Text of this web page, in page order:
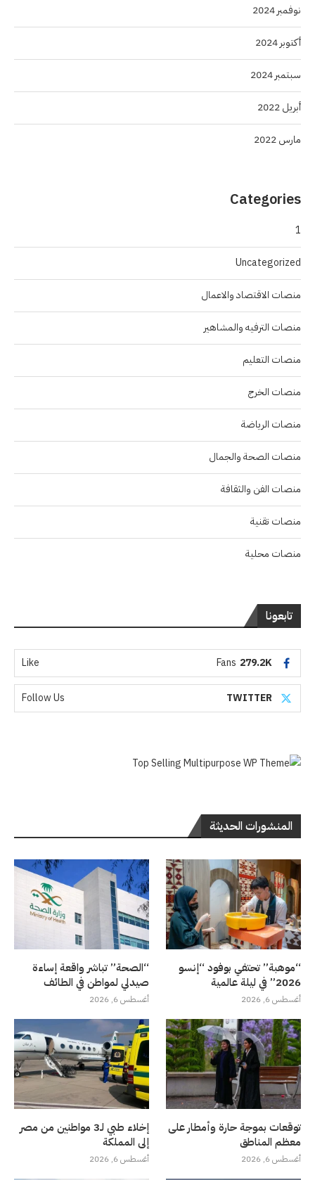
نوفمبر 2024
أكتوبر 2024
سبتمبر 2024
أبريل 2022
مارس 2022
Categories
1
Uncategorized
منصات الاقتصاد والاعمال
منصات الترفيه والمشاهير
منصات التعليم
منصات الخرج
منصات الرياضة
منصات الصحة والجمال
منصات الفن والثقافة
منصات تقنية
منصات محلية
تابعونا
279.2K
Fans
Like
TWITTER
Follow Us
المنشورات الحديثة
“موهبة” تحتفي بوفود “إنسو
2026” في ليلة عالمية
أغسطس 6, 2026
“الصحة” تباشر واقعة إساءة
صيدلي لمواطن في الطائف
أغسطس 6, 2026
توقعات بموجة حارة وأمطار على
معظم المناطق
أغسطس 6, 2026
إخلاء طبي لـ3 مواطنين من مصر
إلى المملكة
أغسطس 6, 2026